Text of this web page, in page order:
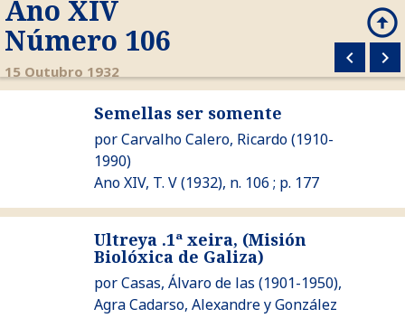
search arrow_circle_up
Ano XIV
Número 106
15 Outubro 1932
keyboard_arrow_left keyboard_arrow_right
Ver Semellas ser somente
Semellas ser somente
porCarvalho Calero, Ricardo(1910-
1990)
Ano XIV, T. V (1932), n. 106 ; p. 177
Ver Ultreya .1ª xeira, (Misión Biolóxica de Galiza)
Ultreya .1ª xeira, (Misión
Biolóxica de Galiza)
porCasas, Álvaro de las (1901-1950),
Agra Cadarso, AlexandreyGonzález